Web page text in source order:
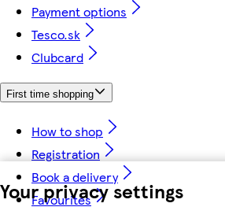
Your privacy settings
Payment options
Tesco.sk
Clubcard
First time shopping
How to shop
Registration
Book a delivery
Favourites